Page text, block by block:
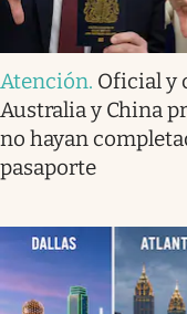
Atención. Oficial y
Australia y China
no hayan
pasaporte